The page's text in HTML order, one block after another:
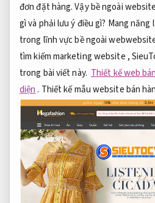
đơn đặt hàng. Vậy bề ngoài
gì và phải lưu ý điều gì? Mang năng
trong lĩnh vực bề ngoài
tìm kiếm marketing website ,
trong bài viết này. Thiết kế web
diện. Thiết kế mẫu website bán